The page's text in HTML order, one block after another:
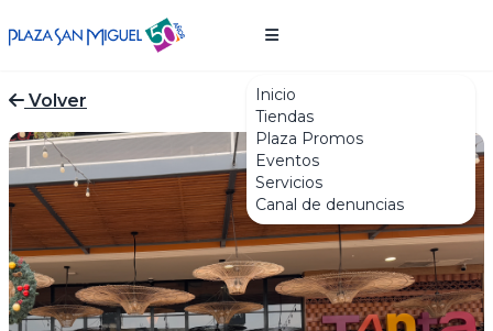
Inicio
Tiendas
Plaza Promos
Eventos
Servicios
Canal de denuncias
Volver